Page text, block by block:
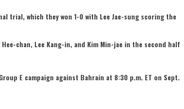
trial, which they won 1-0 with Lee Jae-sung scoring the
chan, Lee Kang-in, and Kim Min-jae in the second half
E campaign against Bahrain at 8:30 p.m. ET on Sept.